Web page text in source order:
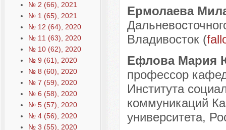
№ 2 (66), 2021
№ 1 (65), 2021
№ 12 (64), 2020
№ 11 (63), 2020
№ 10 (62), 2020
№ 9 (61), 2020
№ 8 (60), 2020
№ 7 (59), 2020
№ 6 (58), 2020
№ 5 (57), 2020
№ 4 (56), 2020
№ 3 (55), 2020
Ермолаева
Владивосток (
Ефлова Мария
профессор
Института
коммуникаций
университета,